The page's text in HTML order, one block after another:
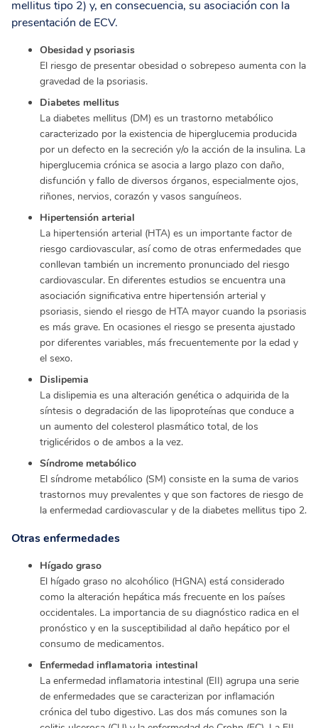
mellitus tipo 2) y, en consecuencia, su asociación con la
presentación de ECV.
Obesidad y psoriasis
El riesgo de presentar obesidad o sobrepeso aumenta con la
gravedad de la psoriasis.
Diabetes mellitus
La diabetes mellitus (DM) es un trastorno metabólico
caracterizado por la existencia de hiperglucemia producida
por un defecto en la secreción y/o la acción de la insulina. La
hiperglucemia crónica se asocia a largo plazo con daño,
disfunción y fallo de diversos órganos, especialmente ojos,
riñones, nervios, corazón y vasos sanguíneos.
Hipertensión arterial
La hipertensión arterial (HTA) es un importante factor de
riesgo cardiovascular, así como de otras enfermedades que
conllevan también un incremento pronunciado del riesgo
cardiovascular. En diferentes estudios se encuentra una
asociación significativa entre hipertensión arterial y
psoriasis, siendo el riesgo de HTA mayor cuando la psoriasis
es más grave. En ocasiones el riesgo se presenta ajustado
por diferentes variables, más frecuentemente por la edad y
el sexo.
Dislipemia
La dislipemia es una alteración genética o adquirida de la
síntesis o degradación de las lipoproteínas que conduce a
un aumento del colesterol plasmático total, de los
triglicéridos o de ambos a la vez.
Síndrome metabólico
El síndrome metabólico (SM) consiste en la suma de varios
trastornos muy prevalentes y que son factores de riesgo de
la enfermedad cardiovascular y de la diabetes mellitus tipo 2.
Otras enfermedades
Hígado graso
El hígado graso no alcohólico (HGNA) está considerado
como la alteración hepática más frecuente en los países
occidentales. La importancia de su diagnóstico radica en el
pronóstico y en la susceptibilidad al daño hepático por el
consumo de medicamentos.
Enfermedad inflamatoria intestinal
La enfermedad inflamatoria intestinal (EII) agrupa una serie
de enfermedades que se caracterizan por inflamación
crónica del tubo digestivo. Las dos más comunes son la